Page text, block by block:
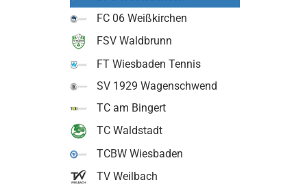
FC 06 Weißkirchen
FSV Waldbrunn
FT Wiesbaden Tennis
SV 1929 Wagenschwend
TC am Bingert
TC Waldstadt
TCBW Wiesbaden
TV Weilbach